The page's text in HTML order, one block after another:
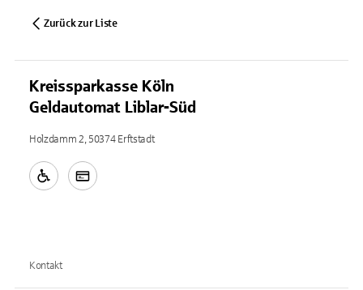
Zurück zur Liste
Kreissparkasse Köln
Geldautomat Liblar-Süd
Holzdamm 2, 50374 Erftstadt
Kontakt